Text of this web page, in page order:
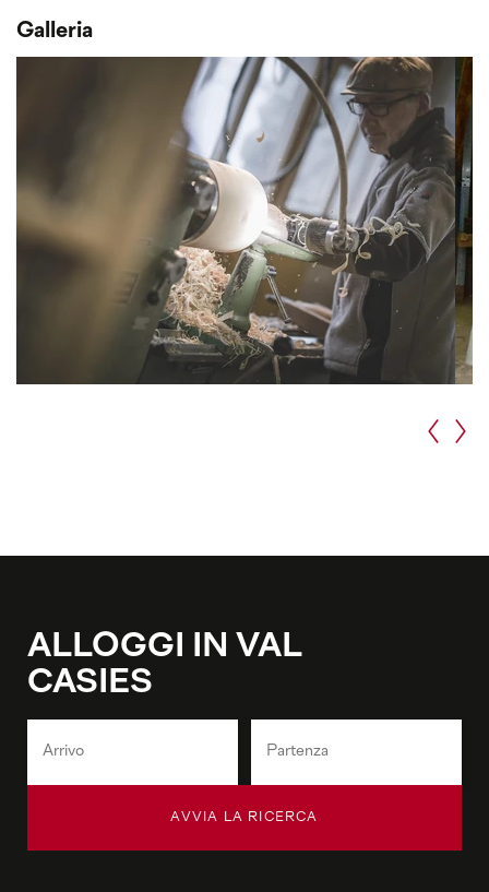
Galleria
ALLOGGI IN VAL
CASIES
AVVIA LA RICERCA